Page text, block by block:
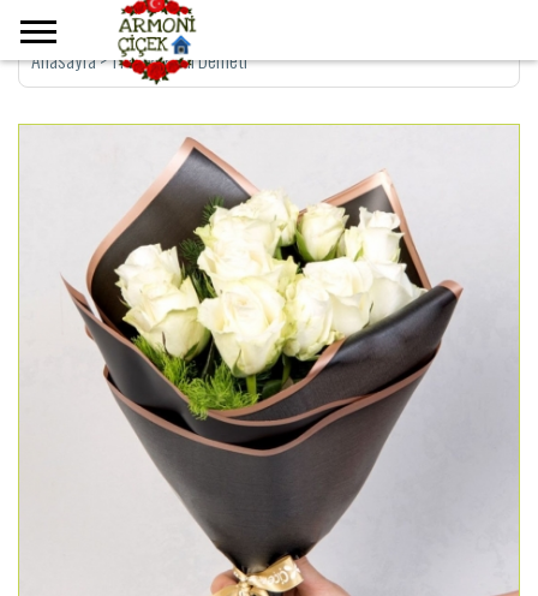
Anasayfa>11 Beyaz Gül Demeti